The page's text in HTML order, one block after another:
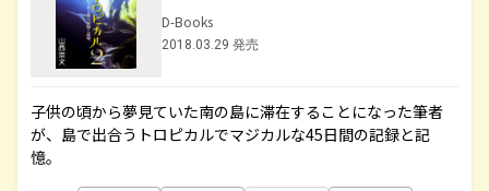
D-Books
2018.03.29 発売
子供の頃から夢見ていた南の島に滞在することになった筆者
が、島で出合うトロピカルでマジカルな45日間の記録と記
憶。